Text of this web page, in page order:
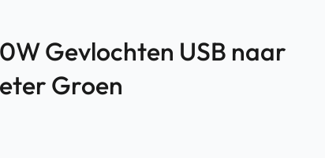
Gevlochten USB naar
Groen